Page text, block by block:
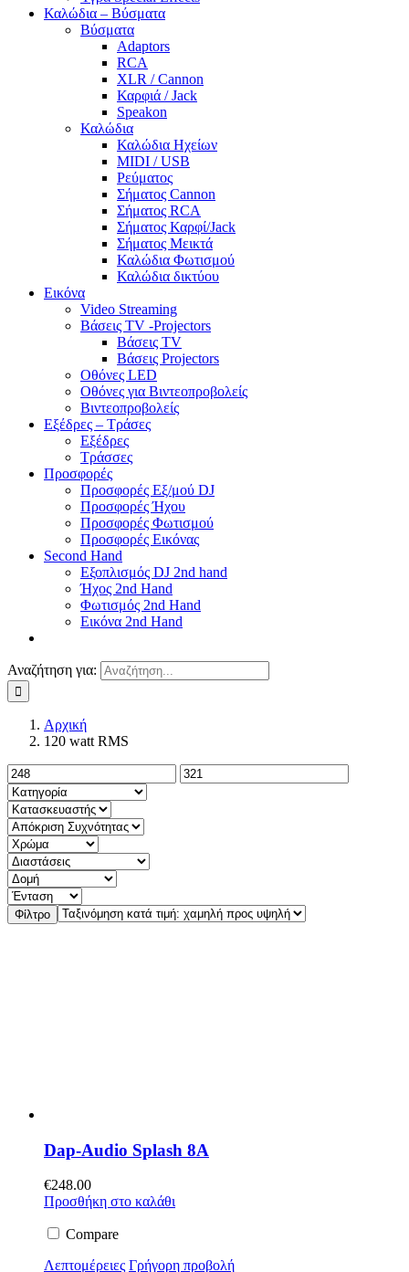
Καλώδια – Βύσματα
Βύσματα
Adaptors
RCA
XLR / Cannon
Καρφιά / Jack
Speakon
Καλώδια
Καλώδια Ηχείων
MIDI / USB
Ρεύματος
Σήματος Cannon
Σήματος RCA
Σήματος Καρφί/Jack
Σήματος Μεικτά
Καλώδια Φωτισμού
Καλώδια δικτύου
Εικόνα
Video Streaming
Βάσεις TV -Projectors
Βάσεις TV
Βάσεις Projectors
Οθόνες LED
Οθόνες για Βιντεοπροβολείς
Βιντεοπροβολείς
Εξέδρες – Τράσες
Εξέδρες
Τράσσες
Προσφορές
Προσφορές Εξ/μού DJ
Προσφορές Ήχου
Προσφορές Φωτισμού
Προσφορές Εικόνας
Second Hand
Εξοπλισμός DJ 2nd hand
Ήχος 2nd Hand
Φωτισμός 2nd Hand
Εικόνα 2nd Hand
Αναζήτηση για:
Αρχική
120 watt RMS
Φίλτρο
Dap-Audio Splash 8A
€248.00
Προσθήκη στο καλάθι
Compare
Λεπτομέρειες Γρήγορη προβολή